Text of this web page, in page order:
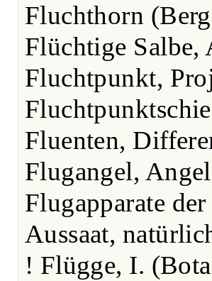
Fluchthorn
Flüchtige
Fluchtpunkt,
Fluenten,
Flugangel,
Flugapparate
Aussaat,
! Flügge, I.